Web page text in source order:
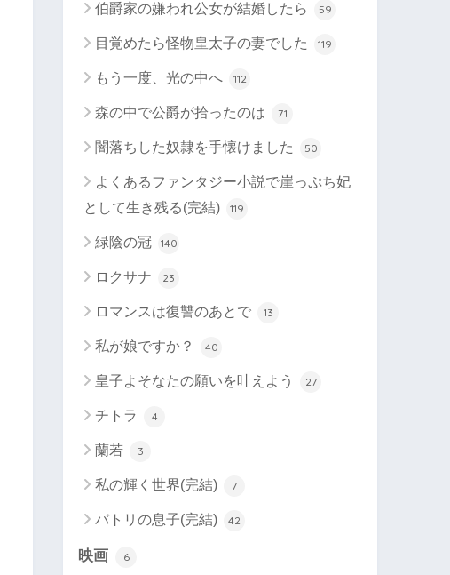
伯爵家の嫌われ公女が結婚したら 59
目覚めたら怪物皇太子の妻でした 119
もう一度、光の中へ 112
森の中で公爵が拾ったのは 71
闇落ちした奴隷を手懐けました 50
よくあるファンタジー小説で崖っぷち妃
として生き残る(完結)
119
緑陰の冠 140
ロクサナ 23
ロマンスは復讐のあとで 13
私が娘ですか？ 40
皇子よそなたの願いを叶えよう 27
チトラ 4
蘭若 3
私の輝く世界(完結) 7
バトリの息子(完結) 42
映画 6